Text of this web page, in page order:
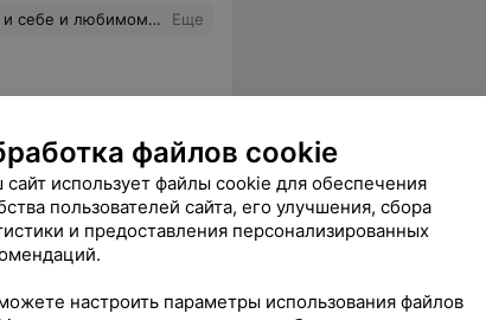
"подкованности" я еще не встречала) Буду заходить еще! Еще
файлов cookie
сайт использует файлы cookie для обеспечения
пользователей сайта, его улучшения, сбора
и предоставления персонализированных
настроить параметры использования файлов